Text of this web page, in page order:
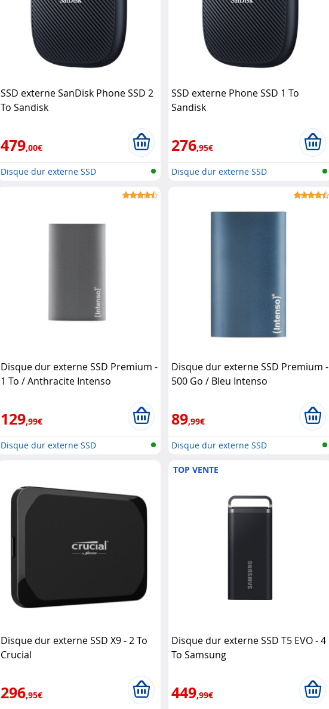
SSD externe SanDisk Phone SSD 2
To Sandisk
479,00€
Disque dur externe SSD
SSD externe Phone SSD 1 To
Sandisk
276,95€
Disque dur externe SSD
Disque dur externe SSD Premium -
1 To / Anthracite Intenso
129,99€
Disque dur externe SSD
Disque dur externe SSD Premium -
500 Go / Bleu Intenso
89,99€
Disque dur externe SSD
Disque dur externe SSD X9 - 2 To
Crucial
296,95€
TOP VENTE
Disque dur externe SSD T5 EVO - 4
To Samsung
449,99€